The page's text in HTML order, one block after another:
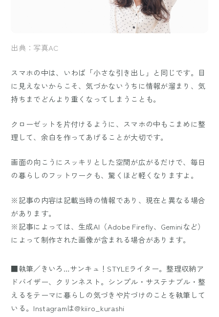
出典：写真AC
スマホの中は、いわば「小さな引き出し」と同じです。目
に見えないからこそ、気づかないうちに情報が溜まり、気
持ちまでどんより重くなってしまうことも。
クローゼットを片付けるように、スマホの中もこまめに整
理して、余白を作ってあげることが大切です。
画面の向こうにスッキリとした空間が広がるだけで、毎日
の暮らしのフットワークも、驚くほど軽くなりますよ。
※記事の内容は記載当時の情報であり、現在と異なる場合
があります。
※記事によっては、生成AI（Adobe Firefly、Geminiなど）
によって制作された画像が含まれる場合があります。
■執筆／きいろ…サンキュ！STYLEライター。整理収納ア
ドバイザー、クリンネスト。シンプル・サステナブル・整
えるをテーマに暮らしの気づきや片づけのことを執筆して
いる。Instagramは@kiiro_kurashi